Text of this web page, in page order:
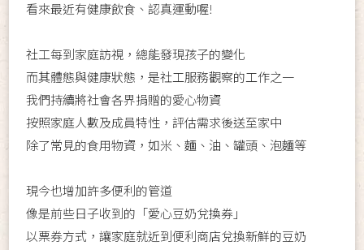
看來最近有健康飲食、認真運動喔!
社工每到家庭訪視，總能發現孩子的變化
而其體態與健康狀態，是社工服務觀察的工作之一
我們持續將社會各界捐贈的愛心物資
按照家庭人數及成員特性，評估需求後送至家中
除了常見的食用物資，如米、麵、油、罐頭、泡麵等
現今也增加許多便利的管道
像是前些日子收到的「愛心豆奶兌換券」
以票券方式，讓家庭就近到便利商店兌換新鮮的豆奶